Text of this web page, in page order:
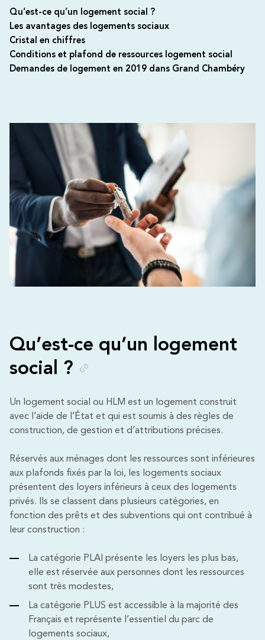
Qu’est-ce qu’un logement
social ?
Un logement social ou HLM est un logement construit
avec l’aide de l’État et qui est soumis à des règles de
construction, de gestion et d’attributions précises.
Réservés aux ménages dont les ressources sont inférieures
aux plafonds fixés par la loi, les logements sociaux
présentent des loyers inférieurs à ceux des logements
privés. Ils se classent dans plusieurs catégories, en
fonction des prêts et des subventions qui ont contribué à
leur construction :
La catégorie PLAI présente les loyers les plus bas,
elle est réservée aux personnes dont les ressources
sont très modestes,
La catégorie PLUS est accessible à la majorité des
Français et représente l’essentiel du parc de
logements sociaux,
Qu’est-ce qu’un logement social ?
Les avantages des logements sociaux
Cristal en chiffres
Conditions et plafond de ressources logement social
Demandes de logement en 2019 dans Grand Chambéry